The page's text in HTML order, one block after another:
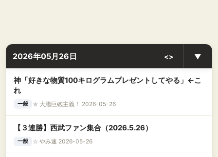
2026年05月26日 <> ▼
神「好きな物質100キログラムプレゼントしてやる」←こ
れ
一般 ★ 大艦巨砲主義！ 2026-05-26
【３連勝】西武ファン集合（2026.5.26）
一般 ☆ やみ速 2026-05-26